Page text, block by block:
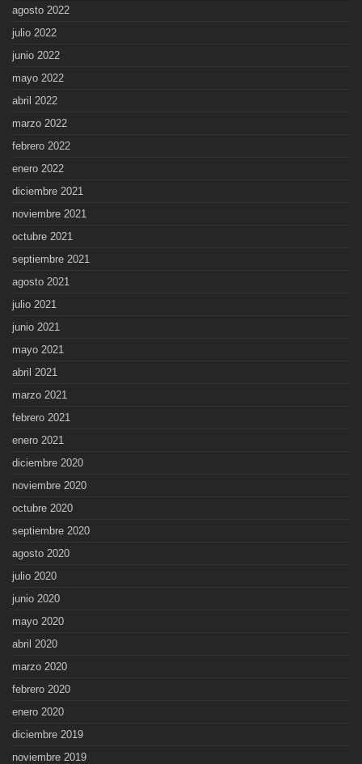
agosto 2022
julio 2022
junio 2022
mayo 2022
abril 2022
marzo 2022
febrero 2022
enero 2022
diciembre 2021
noviembre 2021
octubre 2021
septiembre 2021
agosto 2021
julio 2021
junio 2021
mayo 2021
abril 2021
marzo 2021
febrero 2021
enero 2021
diciembre 2020
noviembre 2020
octubre 2020
septiembre 2020
agosto 2020
julio 2020
junio 2020
mayo 2020
abril 2020
marzo 2020
febrero 2020
enero 2020
diciembre 2019
noviembre 2019